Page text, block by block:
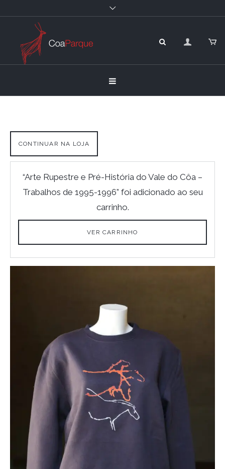
CONTINUAR NA LOJA
“Arte Rupestre e Pré-História do Vale do Côa –
Trabalhos de 1995-1996” foi adicionado ao seu
carrinho.
VER CARRINHO